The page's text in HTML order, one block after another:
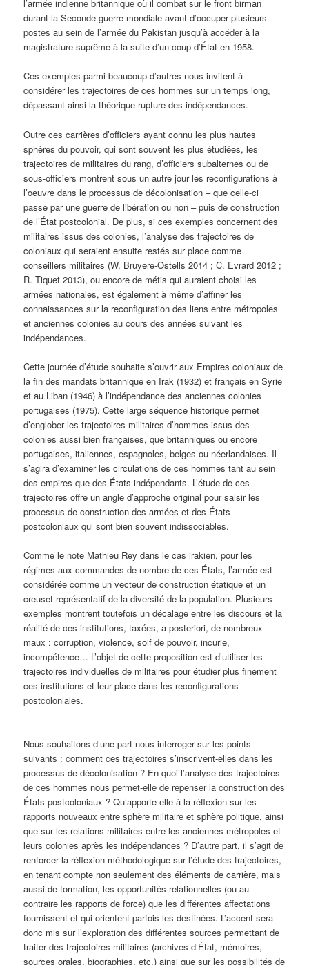
l’armée indienne britannique où il combat sur le front birman
durant la Seconde guerre mondiale avant d’occuper plusieurs
postes au sein de l’armée du Pakistan jusqu’à accéder à la
magistrature suprême à la suite d’un coup d’État en 1958.
Ces exemples parmi beaucoup d’autres nous invitent à
considérer les trajectoires de ces hommes sur un temps long,
dépassant ainsi la théorique rupture des indépendances.
Outre ces carrières d’officiers ayant connu les plus hautes
sphères du pouvoir, qui sont souvent les plus étudiées, les
trajectoires de militaires du rang, d’officiers subalternes ou de
sous-officiers montrent sous un autre jour les reconfigurations à
l’oeuvre dans le processus de décolonisation – que celle-ci
passe par une guerre de libération ou non – puis de construction
de l’État postcolonial. De plus, si ces exemples concernent des
militaires issus des colonies, l’analyse des trajectoires de
coloniaux qui seraient ensuite restés sur place comme
conseillers militaires (W. Bruyere-Ostells 2014 ; C. Evrard 2012 ;
R. Tiquet 2013), ou encore de métis qui auraient choisi les
armées nationales, est également à même d’affiner les
connaissances sur la reconfiguration des liens entre métropoles
et anciennes colonies au cours des années suivant les
indépendances.
Cette journée d’étude souhaite s’ouvrir aux Empires coloniaux de
la fin des mandats britannique en Irak (1932) et français en Syrie
et au Liban (1946) à l’indépendance des anciennes colonies
portugaises (1975). Cette large séquence historique permet
d’englober les trajectoires militaires d’hommes issus des
colonies aussi bien françaises, que britanniques ou encore
portugaises, italiennes, espagnoles, belges ou néerlandaises. Il
s’agira d’examiner les circulations de ces hommes tant au sein
des empires que des États indépendants. L’étude de ces
trajectoires offre un angle d’approche original pour saisir les
processus de construction des armées et des États
postcoloniaux qui sont bien souvent indissociables.
Comme le note Mathieu Rey dans le cas irakien, pour les
régimes aux commandes de nombre de ces États, l’armée est
considérée comme un vecteur de construction étatique et un
creuset représentatif de la diversité de la population. Plusieurs
exemples montrent toutefois un décalage entre les discours et la
réalité de ces institutions, taxées, a posteriori, de nombreux
maux : corruption, violence, soif de pouvoir, incurie,
incompétence… L’objet de cette proposition est d’utiliser les
trajectoires individuelles de militaires pour étudier plus finement
ces institutions et leur place dans les reconfigurations
postcoloniales.
Nous souhaitons d’une part nous interroger sur les points
suivants : comment ces trajectoires s’inscrivent-elles dans les
processus de décolonisation ? En quoi l’analyse des trajectoires
de ces hommes nous permet-elle de repenser la construction des
États postcoloniaux ? Qu’apporte-elle à la réflexion sur les
rapports nouveaux entre sphère militaire et sphère politique, ainsi
que sur les relations militaires entre les anciennes métropoles et
leurs colonies après les indépendances ? D’autre part, il s’agit de
renforcer la réflexion méthodologique sur l’étude des trajectoires,
en tenant compte non seulement des éléments de carrière, mais
aussi de formation, les opportunités relationnelles (ou au
contraire les rapports de force) que les différentes affectations
fournissent et qui orientent parfois les destinées. L’accent sera
donc mis sur l’exploration des différentes sources permettant de
traiter des trajectoires militaires (archives d’État, mémoires,
sources orales, biographies, etc.) ainsi que sur les possibilités de